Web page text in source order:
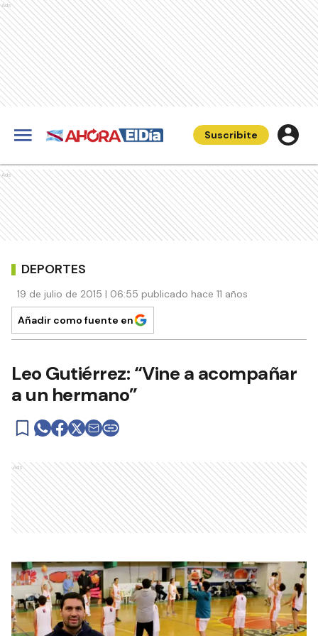
Ads
Suscribite
Ads
DEPORTES
19 de julio de 2015 | 06:55 publicado hace 11 años
Añadir como fuente en
Leo Gutiérrez: “Vine a acompañar
a un hermano”
Ads